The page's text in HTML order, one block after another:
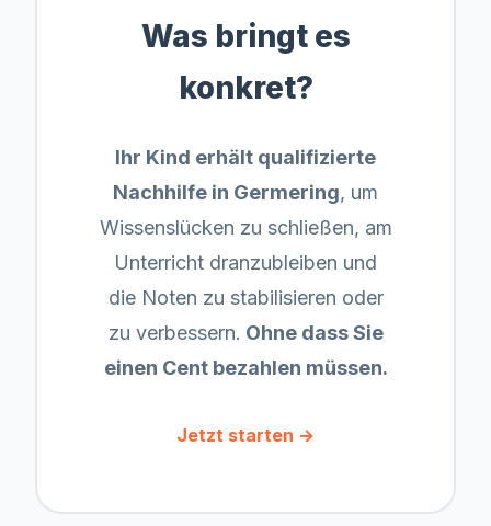
Was bringt es
konkret?
Ihr Kind erhält qualifizierte
Nachhilfe in Germering, um
Wissenslücken zu schließen, am
Unterricht dranzubleiben und
die Noten zu stabilisieren oder
zu verbessern. Ohne dass Sie
einen Cent bezahlen müssen.
Jetzt starten →